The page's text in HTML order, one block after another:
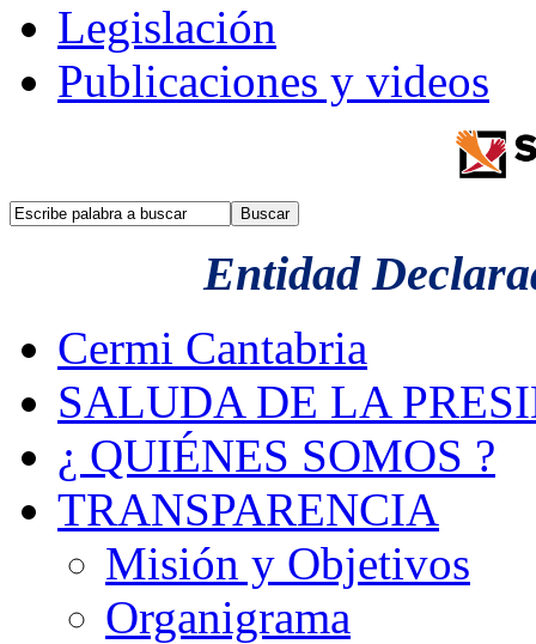
Legislación
Publicaciones y videos
Entidad
Cermi Cantabria
SALUDA DE LA
¿ QUIÉNES SOMOS ?
TRANSPARENCIA
Misión y Objetivos
Organigrama